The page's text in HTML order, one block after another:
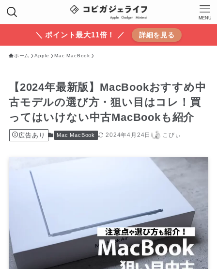
MENU
＼ ポイント最大11倍！ ／ 詳細を見る
ホーム Apple Mac MacBook
【2024年最新版】MacBookおすすめ中
古モデルの選び方・狙い目はコレ！買
ってはいけない中古MacBookも紹介
広告あり Mac MacBook 2024年4月24日 こびぃ